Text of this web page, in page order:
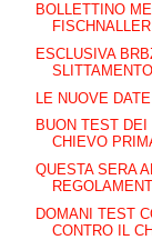
BOLLETTINO
FISCHNALLER
ESCLUSIVA
LE NUOVE
BUON TEST
CHIEVO
QUESTA SERA
DOMANI TEST
CONTRO IL